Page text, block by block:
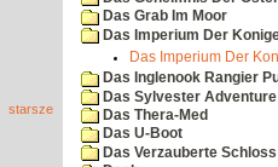
starsze
Das Grab Im Moor
Das Imperium Der
Das Imperium Der
Das Inglenook Rangier
Das Sylvester Adventure
Das Thera-Med
Das U-Boot
Das Verzauberte Schloss